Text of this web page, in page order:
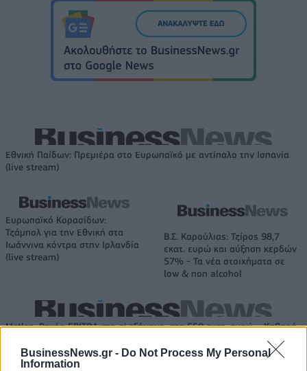
BusinessNews.gr - Do Not Process My Personal
Information
Εθνική Παίδων: Πρεμιέρα στο Ευρωπαϊκό με αντίπαλο την Ισπανία
(live stream)
Ευρωπαϊκό Κορασίδων:
Τζάμπολ για την Εθνική στα
Ιωάννινα κόντρα στην Ιρλανδία
(live stream)
Β.Σ. Καρούλιας: Τζίρος 98,7
εκατ. ευρώ και αύξηση κερδών
57% - Τα νέα στοιχήματα σε
low & non alcohol
Metlen: Ρεκόρ EBITDA στο α' εξάμηνο, στα 550 εκατ. ευρώ – Καθαρά